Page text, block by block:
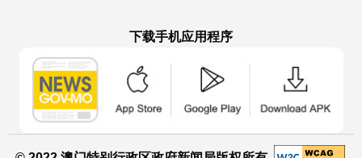
下载手机应用程序